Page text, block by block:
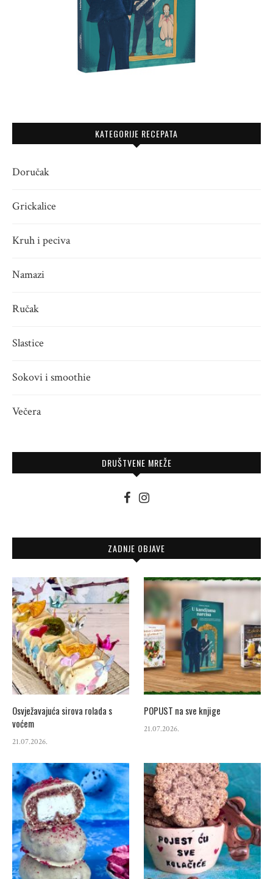
KATEGORIJE RECEPATA
Doručak
Grickalice
Kruh i peciva
Namazi
Ručak
Slastice
Sokovi i smoothie
Večera
DRUŠTVENE MREŽE
ZADNJE OBJAVE
Osvježavajuća sirova rolada s
voćem
21.07.2026.
POPUST na sve knjige
21.07.2026.